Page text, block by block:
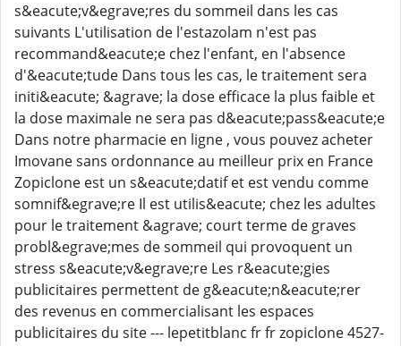
s&eacute;v&egrave;res du sommeil dans les cas
suivants L'utilisation de l'estazolam n'est pas
recommand&eacute;e chez l'enfant, en l'absence
d'&eacute;tude Dans tous les cas, le traitement sera
initi&eacute; &agrave; la dose efficace la plus faible et
la dose maximale ne sera pas d&eacute;pass&eacute;e
Dans notre pharmacie en ligne , vous pouvez acheter
Imovane sans ordonnance au meilleur prix en France
Zopiclone est un s&eacute;datif et est vendu comme
somnif&egrave;re Il est utilis&eacute; chez les adultes
pour le traitement &agrave; court terme de graves
probl&egrave;mes de sommeil qui provoquent un
stress s&eacute;v&egrave;re Les r&eacute;gies
publicitaires permettent de g&eacute;n&eacute;rer
des revenus en commercialisant les espaces
publicitaires du site --- lepetitblanc fr fr zopiclone 4527-